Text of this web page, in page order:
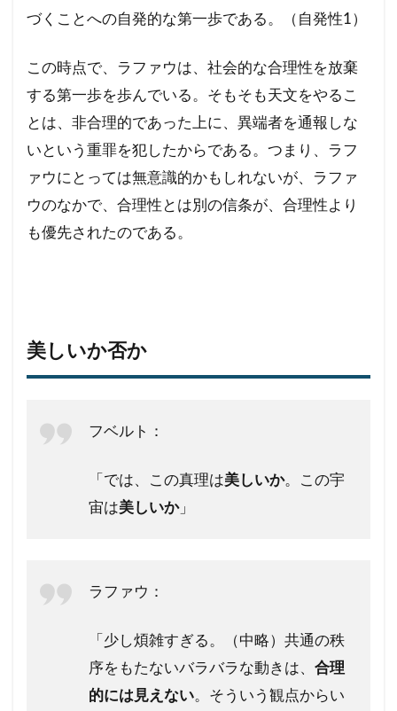
づくことへの自発的な第一歩である。（自発性1）
この時点で、ラファウは、社会的な合理性を放棄
する第一歩を歩んでいる。そもそも天文をやるこ
とは、非合理的であった上に、異端者を通報しな
いという重罪を犯したからである。つまり、ラフ
ァウにとっては無意識的かもしれないが、ラファ
ウのなかで、合理性とは別の信条が、合理性より
も優先されたのである。
美しいか否か
フベルト：
「では、この真理は美しいか。この宇
宙は美しいか」
ラファウ：
「少し煩雑すぎる。（中略）共通の秩
序をもたないバラバラな動きは、 合理
的には見えない。そういう観点からい